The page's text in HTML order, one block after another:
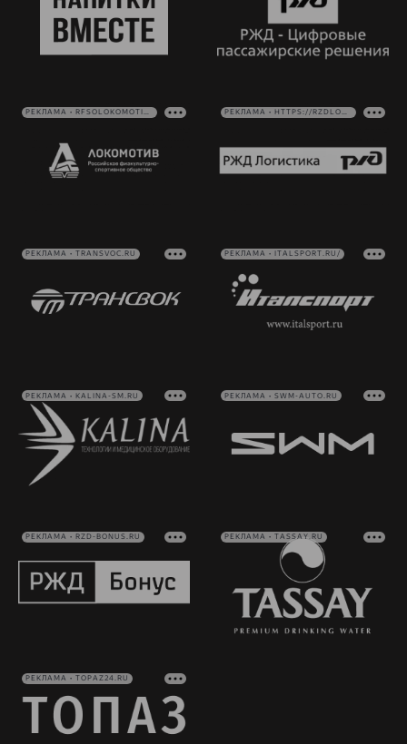
РЕКЛАМА • RFSOLOKOMOTIV.RU РЕКЛАМА • HTTPS://RZDLOG.RU/
РЕКЛАМА • TRANSVOC.RU РЕКЛАМА • ITALSPORT.RU/
РЕКЛАМА • KALINA-SM.RU РЕКЛАМА • SWM-AUTO.RU
РЕКЛАМА • RZD-BONUS.RU РЕКЛАМА • TASSAY.RU
РЕКЛАМА • TOPAZ24.RU